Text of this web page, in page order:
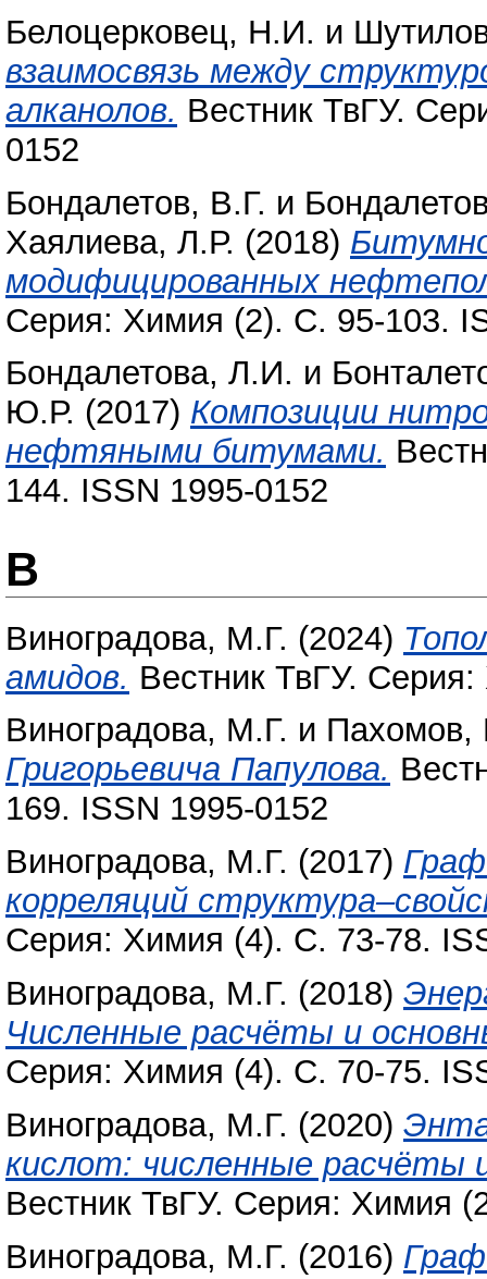
Белоцерковец, Н.И. и
взаимосвязь между
алканолов. Вестник ТвГУ.
0152
Бондалетов, В.Г. и
Хаялиева, Л.Р. (2018)
модифицированных
Серия: Химия (2). С. 95-103.
Бондалетова, Л.И. и
Ю.Р. (2017) Композиции
нефтяными битумами.
144. ISSN 1995-0152
В
Виноградова, М.Г. (2024)
амидов. Вестник ТвГУ.
Виноградова, М.Г. и
Григорьевича Папулова.
169. ISSN 1995-0152
Виноградова, М.Г. (2017)
корреляций
Серия: Химия (4). С. 73-78.
Виноградова, М.Г. (2018)
Численные расчёты и
Серия: Химия (4). С. 70-75.
Виноградова, М.Г. (2020)
кислот: численные расчёты
Вестник ТвГУ. Серия: Химия
Виноградова, М.Г. (2016)